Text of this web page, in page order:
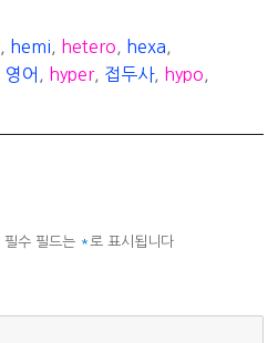
hemi hetero hexa
영어 hyper, 접두사, hypo
필수 필드는 *로 표시됩니다